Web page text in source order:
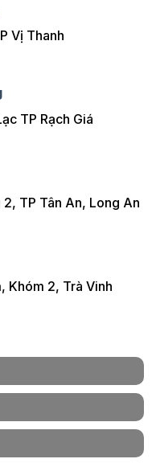
Vị Thanh
TP Rạch Giá
TP Tân An, Long An
Khóm 2, Trà Vinh